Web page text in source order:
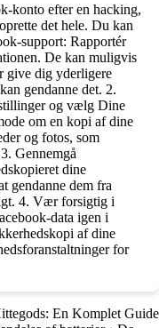
konto efter en hacking,
det hele. Du kan
support: Rapportér
De kan muligvis
give dig yderligere
gendanne det. 2.
og vælg Dine
om en kopi af dine
og fotos, som
Gennemgå
dine
gendanne dem fra
4. Vær forsigtig i
data igen i
af dine
for
En Komplet Guide